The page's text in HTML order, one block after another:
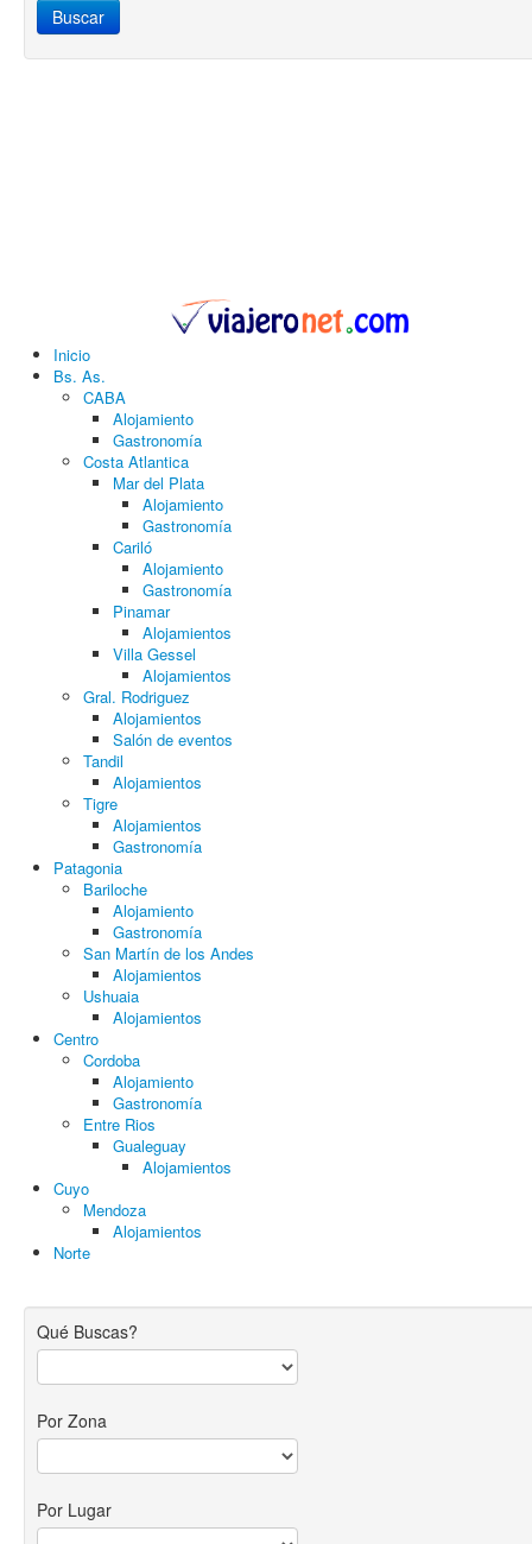
Inicio
Bs. As.
CABA
Alojamiento
Gastronomía
Costa Atlantica
Mar del Plata
Alojamiento
Gastronomía
Cariló
Alojamiento
Gastronomía
Pinamar
Alojamientos
Villa Gessel
Alojamientos
Gral. Rodriguez
Alojamientos
Salón de eventos
Tandil
Alojamientos
Tigre
Alojamientos
Gastronomía
Patagonia
Bariloche
Alojamiento
Gastronomía
San Martín de los Andes
Alojamientos
Ushuaia
Alojamientos
Centro
Cordoba
Alojamiento
Gastronomía
Entre Rios
Gualeguay
Alojamientos
Cuyo
Mendoza
Alojamientos
Norte
Qué Buscas?
Por Zona
Por Lugar